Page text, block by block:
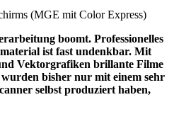
(MGE mit Color Express)
boomt. Professionelles
ist fast undenkbar. Mit
Vektorgrafiken brillante Filme
bisher nur mit einem sehr
selbst produziert haben,